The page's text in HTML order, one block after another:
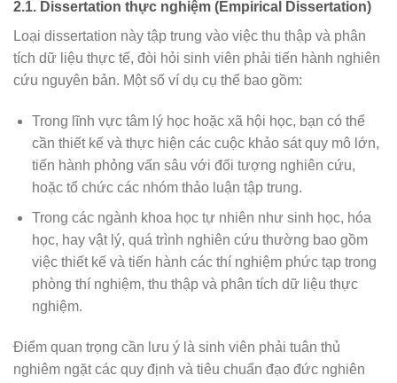
2.1. Dissertation thực nghiệm (Empirical Dissertation)
Loại dissertation này tập trung vào việc thu thập và phân
tích dữ liệu thực tế, đòi hỏi sinh viên phải tiến hành nghiên
cứu nguyên bản. Một số ví dụ cụ thể bao gồm:
Trong lĩnh vực tâm lý học hoặc xã hội học, bạn có thể
cần thiết kế và thực hiện các cuộc khảo sát quy mô lớn,
tiến hành phỏng vấn sâu với đối tượng nghiên cứu,
hoặc tổ chức các nhóm thảo luận tập trung.
Trong các ngành khoa học tự nhiên như sinh học, hóa
học, hay vật lý, quá trình nghiên cứu thường bao gồm
việc thiết kế và tiến hành các thí nghiệm phức tạp trong
phòng thí nghiệm, thu thập và phân tích dữ liệu thực
nghiệm.
Điểm quan trọng cần lưu ý là sinh viên phải tuân thủ
nghiêm ngặt các quy định và tiêu chuẩn đạo đức nghiên